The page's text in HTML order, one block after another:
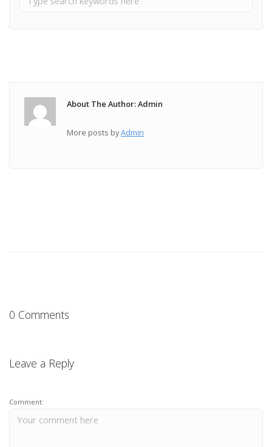
About The Author: Admin
More posts byAdmin
0 Comments
Leave a Reply
Comment: